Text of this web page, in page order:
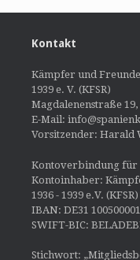
Kontakt
Kämpfer und
1939 e. V. (KFSR)
Magdalenenstraße
E-Mail:
Vorsitzender: Harald
Kontoverbindung für
Kontoinhaber:
1936 - 1939 e.V. (KFSR)
IBAN: DE31
SWIFT-BIC:
Stichwort: